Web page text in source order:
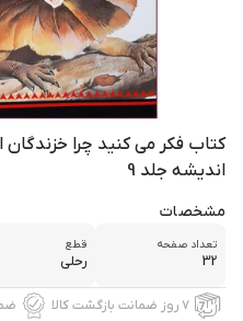
کتاب فکر می کنید چرا خزندگان
اندیشه جلد 9
مشخصات
تعداد صفحه
32
قطع
رحلی
۷ روز ضمانت بازگشت کالا